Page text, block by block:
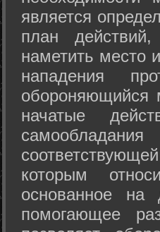
является
план
наметить место
нападения
обороняющийся
начатые
которым
основанное на
помогающее